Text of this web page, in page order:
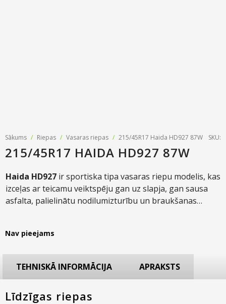
Riepu piegāde
Riepas uz nomaksu
Sākums / Riepas / Vasaras riepas / 215/45R17 Haida HD927 87W SKU:
215/45R17 HAIDA HD927 87W
Haida HD927 ir sportiska tipa vasaras riepu modelis, kas
izceļas ar teicamu veiktspēju gan uz slapja, gan sausa
asfalta, palielinātu nodilumizturību un braukšanas
Nav pieejams
TEHNISKĀ INFORMĀCIJA APRAKSTS
Līdzīgas riepas